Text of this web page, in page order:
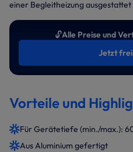
einer Begleitheizung
🔓Alle Preise und
Jetzt
Vorteile und
Für Gerätetiefe (min./max.):
Aus Aluminium gefertigt